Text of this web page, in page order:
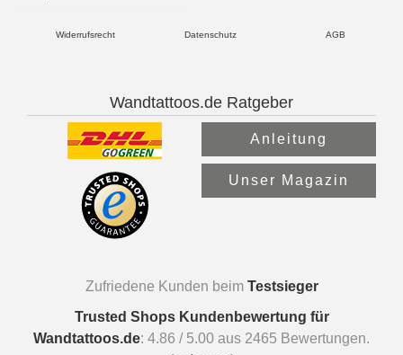
Widerrufsrecht Datenschutz AGB
Wandtattoos.de Ratgeber
Anleitung
Unser Magazin
Zufriedene Kunden beim Testsieger
Trusted Shops Kundenbewertung für
Wandtattoos.de: 4.86 / 5.00 aus 2465 Bewertungen.